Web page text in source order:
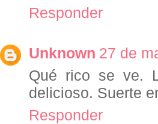
Responder
Unknown 27 de
Qué rico se ve.
delicioso. Suerte
Responder